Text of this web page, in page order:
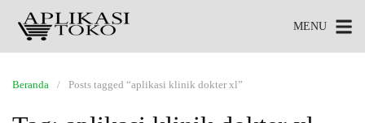
MENU
Beranda Posts tagged “aplikasi klinik dokter xl”